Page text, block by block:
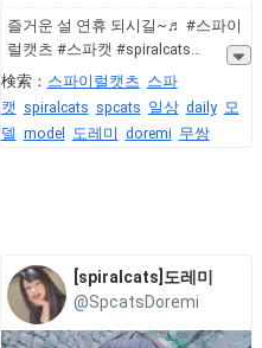
즐거운 설 연휴 되시길~♬ #스파이
럴캣츠 #스파캣 #spiralcats
検索： 스파이럴캣츠 스파
캣 spiralcats spcats 일상 daily 모
델 model 도레미 doremi 무쌍
[spiralcats]도레미
@SpcatsDoremi